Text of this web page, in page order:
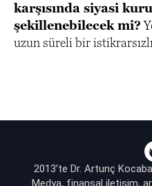
karşısında siyasi
şekillenebilecek mi?
uzun süreli bir
2013’te Dr. Artunç
Medya, finansal iletişim,